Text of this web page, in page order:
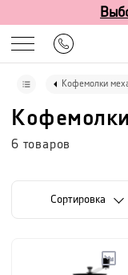
Кофемолки
6 товаров
Cортировка